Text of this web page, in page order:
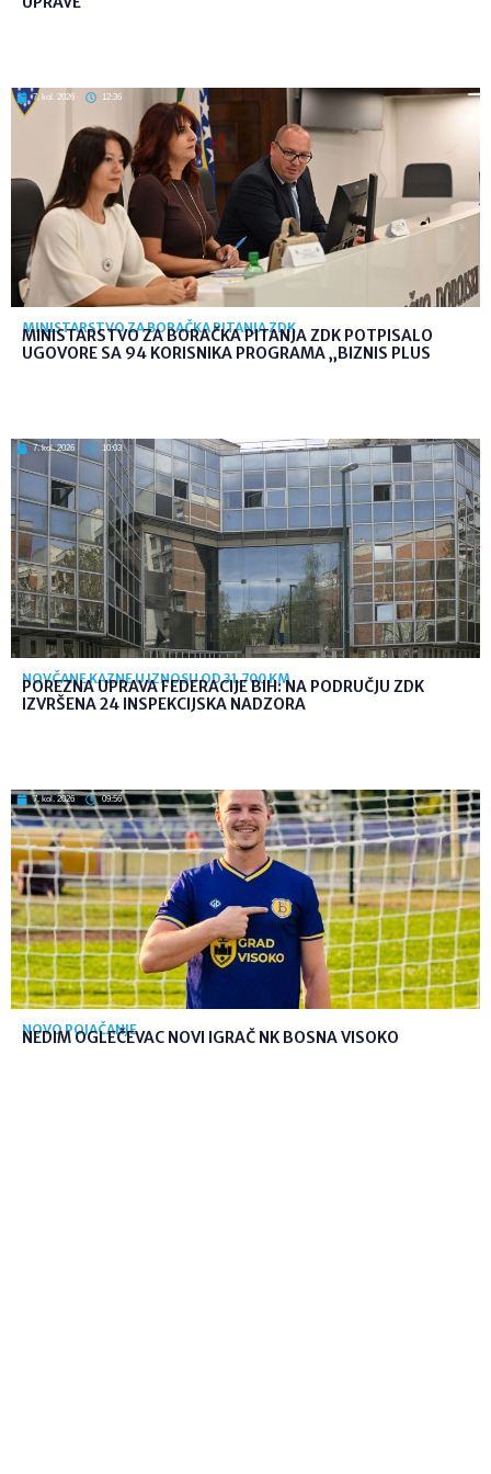
7. kol. 2026 12:36
MINISTARSTVO ZA BORAČKA PITANJA ZDK
MINISTARSTVO ZA BORAČKA PITANJA ZDK POTPISALO
UGOVORE SA 94 KORISNIKA PROGRAMA „BIZNIS PLUS
7. kol. 2026 10:03
NOVČANE KAZNE U IZNOSU OD 31.700 KM
POREZNA UPRAVA FEDERACIJE BIH: NA PODRUČJU ZDK
IZVRŠENA 24 INSPEKCIJSKA NADZORA
7. kol. 2026 09:56
NOVO POJAČANJE
NEDIM OGLEČEVAC NOVI IGRAČ NK BOSNA VISOKO